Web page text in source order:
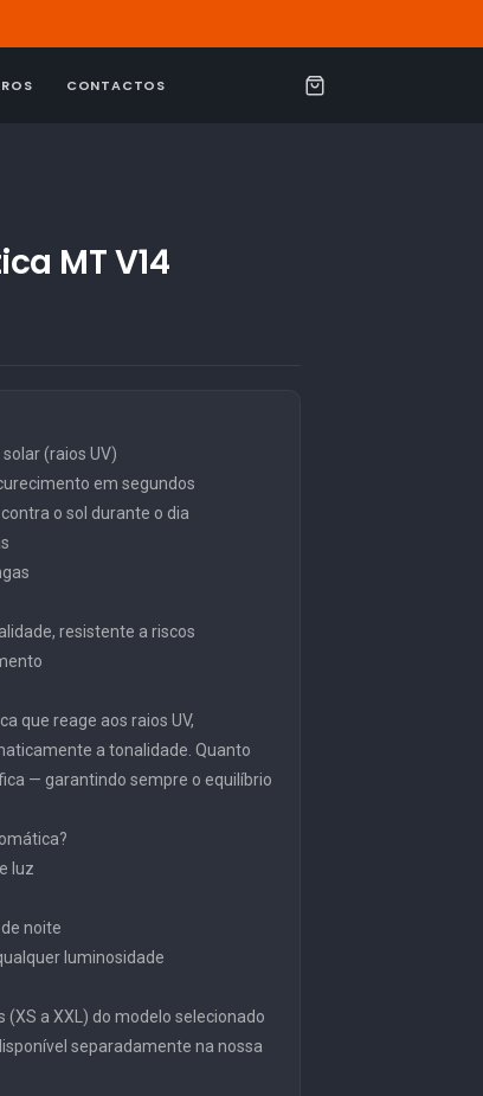
CONTACTOS
C
MT V14
(raios UV)
em segundos
o sol durante o dia
resistente a riscos
que reage aos raios UV,
a tonalidade. Quanto
— garantindo sempre o equilíbrio
luz
noite
luminosidade
a XXL) do modelo selecionado
separadamente na nossa